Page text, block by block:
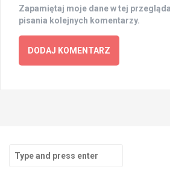
Zapamiętaj moje dane w tej
pisania kolejnych komentarzy.
for: